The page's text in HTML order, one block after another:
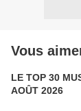
Vous
LE TOP 30
AOÛT 2026